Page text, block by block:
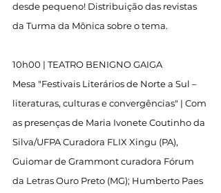
desde pequeno! Distribuição das revistas
da Turma da Mônica sobre o tema.
10h00 | TEATRO BENIGNO GAIGA
Mesa "Festivais Literários de Norte a Sul –
literaturas, culturas e convergências" | Com
as presenças de Maria Ivonete Coutinho da
Silva/UFPA Curadora FLIX Xingu (PA),
Guiomar de Grammont curadora Fórum
da Letras Ouro Preto (MG); Humberto Paes